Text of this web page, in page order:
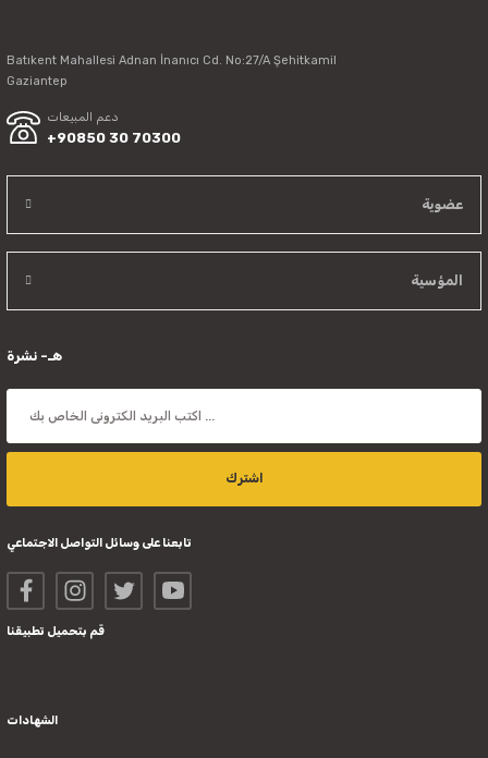
Send
Batıkent Mahallesi Adnan İnanıcı Cd. No:27/A Şehitkamil
Gaziantep
دعم المبيعات
+90850 30 70300
عضوية
المؤسية
هـ- نشرة
اشترك
تابعنا على وسائل التواصل الاجتماعي
قم بتحميل تطبيقنا
الشهادات